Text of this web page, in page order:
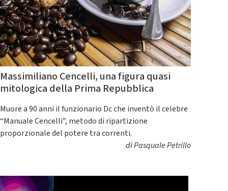
Massimiliano Cencelli, una figura quasi
mitologica della Prima Repubblica
Muore a 90 anni il funzionario Dc che inventò il celebre
“Manuale Cencelli”, metodo di ripartizione
proporzionale del potere tra correnti.
diPasquale Petrillo